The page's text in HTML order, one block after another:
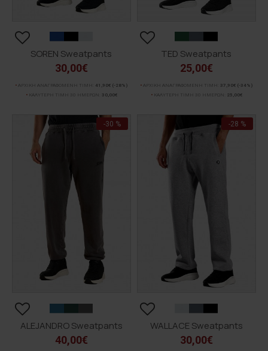
SOREN Sweatpants
30,00€
ΑΡΧΙΚΗ ΑΝΑΓΡΑΦΟΜΕΝΗ ΤΙΜΗ: 41,90€ (-28%)
ΚΑΛΥΤΕΡΗ ΤΙΜΗ 30 ΗΜΕΡΩΝ:
30,00€
TED Sweatpants
25,00€
ΑΡΧΙΚΗ ΑΝΑΓΡΑΦΟΜΕΝΗ ΤΙΜΗ: 37,90€ (-34%)
ΚΑΛΥΤΕΡΗ ΤΙΜΗ 30 ΗΜΕΡΩΝ:
25,00€
-30 %
ALEJANDRO Sweatpants
40,00€
-28 %
WALLACE Sweatpants
30,00€